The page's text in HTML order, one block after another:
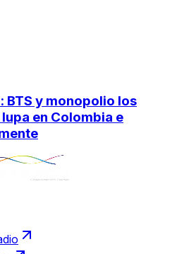
BTS y monopolio los
en Colombia e